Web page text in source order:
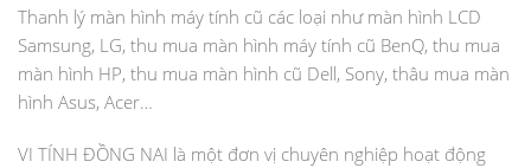
Thanh lý màn hình máy tính cũ các loại như màn hình LCD
Samsung, LG, thu mua màn hình máy tính cũ BenQ, thu mua
màn hình HP, thu mua màn hình cũ Dell, Sony, thâu mua màn
hình Asus, Acer…
VI TÍNH ĐỒNG NAI là một đơn vị chuyên nghiệp hoạt động